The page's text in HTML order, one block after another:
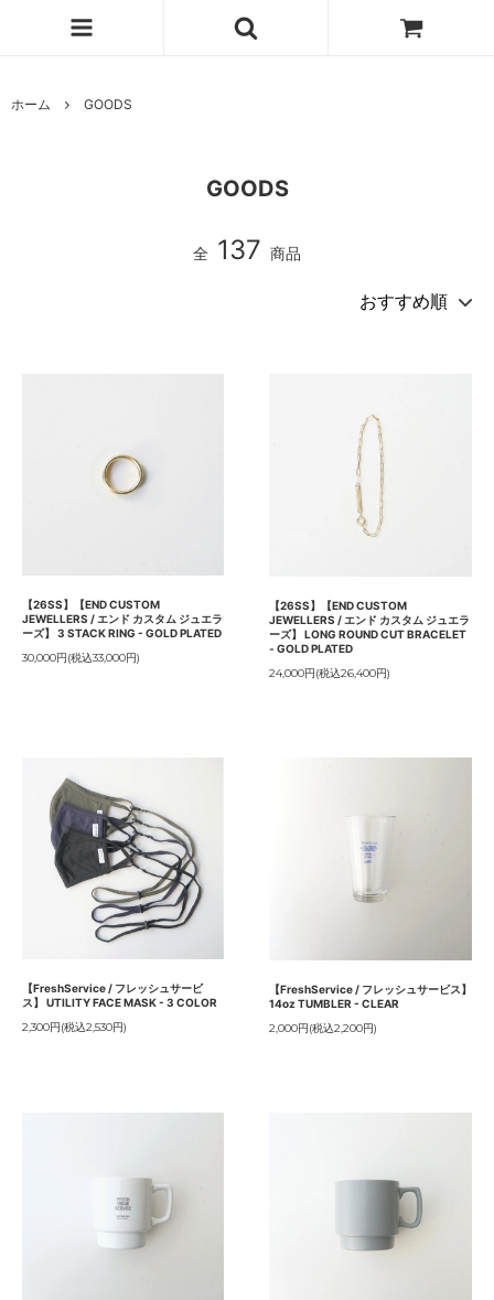
ホーム GOODS
GOODS
全 137 商品
【26SS】【END CUSTOM
JEWELLERS / エンド カスタム ジュエラ
ーズ】 3 STACK RING - GOLD PLATED
30,000円(税込33,000円)
【26SS】【END CUSTOM
JEWELLERS / エンド カスタム ジュエラ
ーズ】 LONG ROUND CUT BRACELET
- GOLD PLATED
24,000円(税込26,400円)
【FreshService / フレッシュサービ
ス】 UTILITY FACE MASK - 3 COLOR
2,300円(税込2,530円)
【FreshService / フレッシュサービス】
14oz TUMBLER - CLEAR
2,000円(税込2,200円)